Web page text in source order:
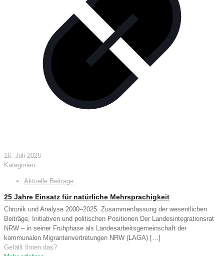
16. Juli 2026
Kategorien
Aktuelle Beiträge
25 Jahre Einsatz für natürliche Mehrsprachigkeit
Chronik und Analyse 2000–2025. Zusammenfassung der wesentlichen
Beiträge, Initiativen und politischen Positionen Der Landesintegrationsrat
NRW – in seiner Frühphase als Landesarbeitsgemeinschaft der
kommunalen Migrantenvertretungen NRW (LAGA) […]
Gefällt Ihnen das?